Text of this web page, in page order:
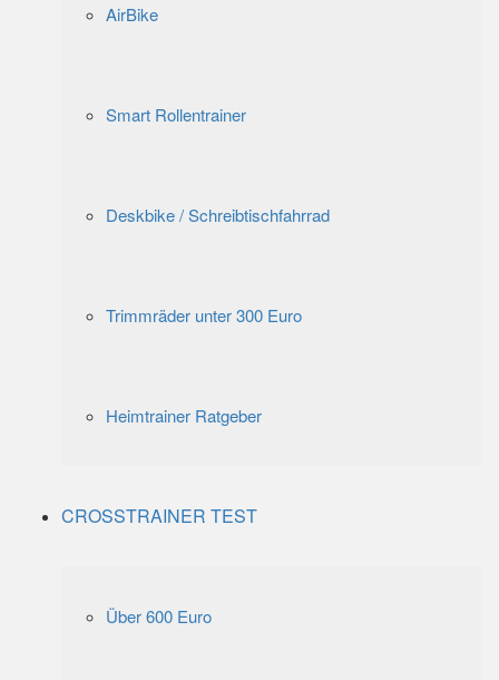
AirBike
Smart Rollentrainer
Deskbike / Schreibtischfahrrad
Trimmräder unter 300 Euro
Heimtrainer Ratgeber
CROSSTRAINER TEST
Über 600 Euro